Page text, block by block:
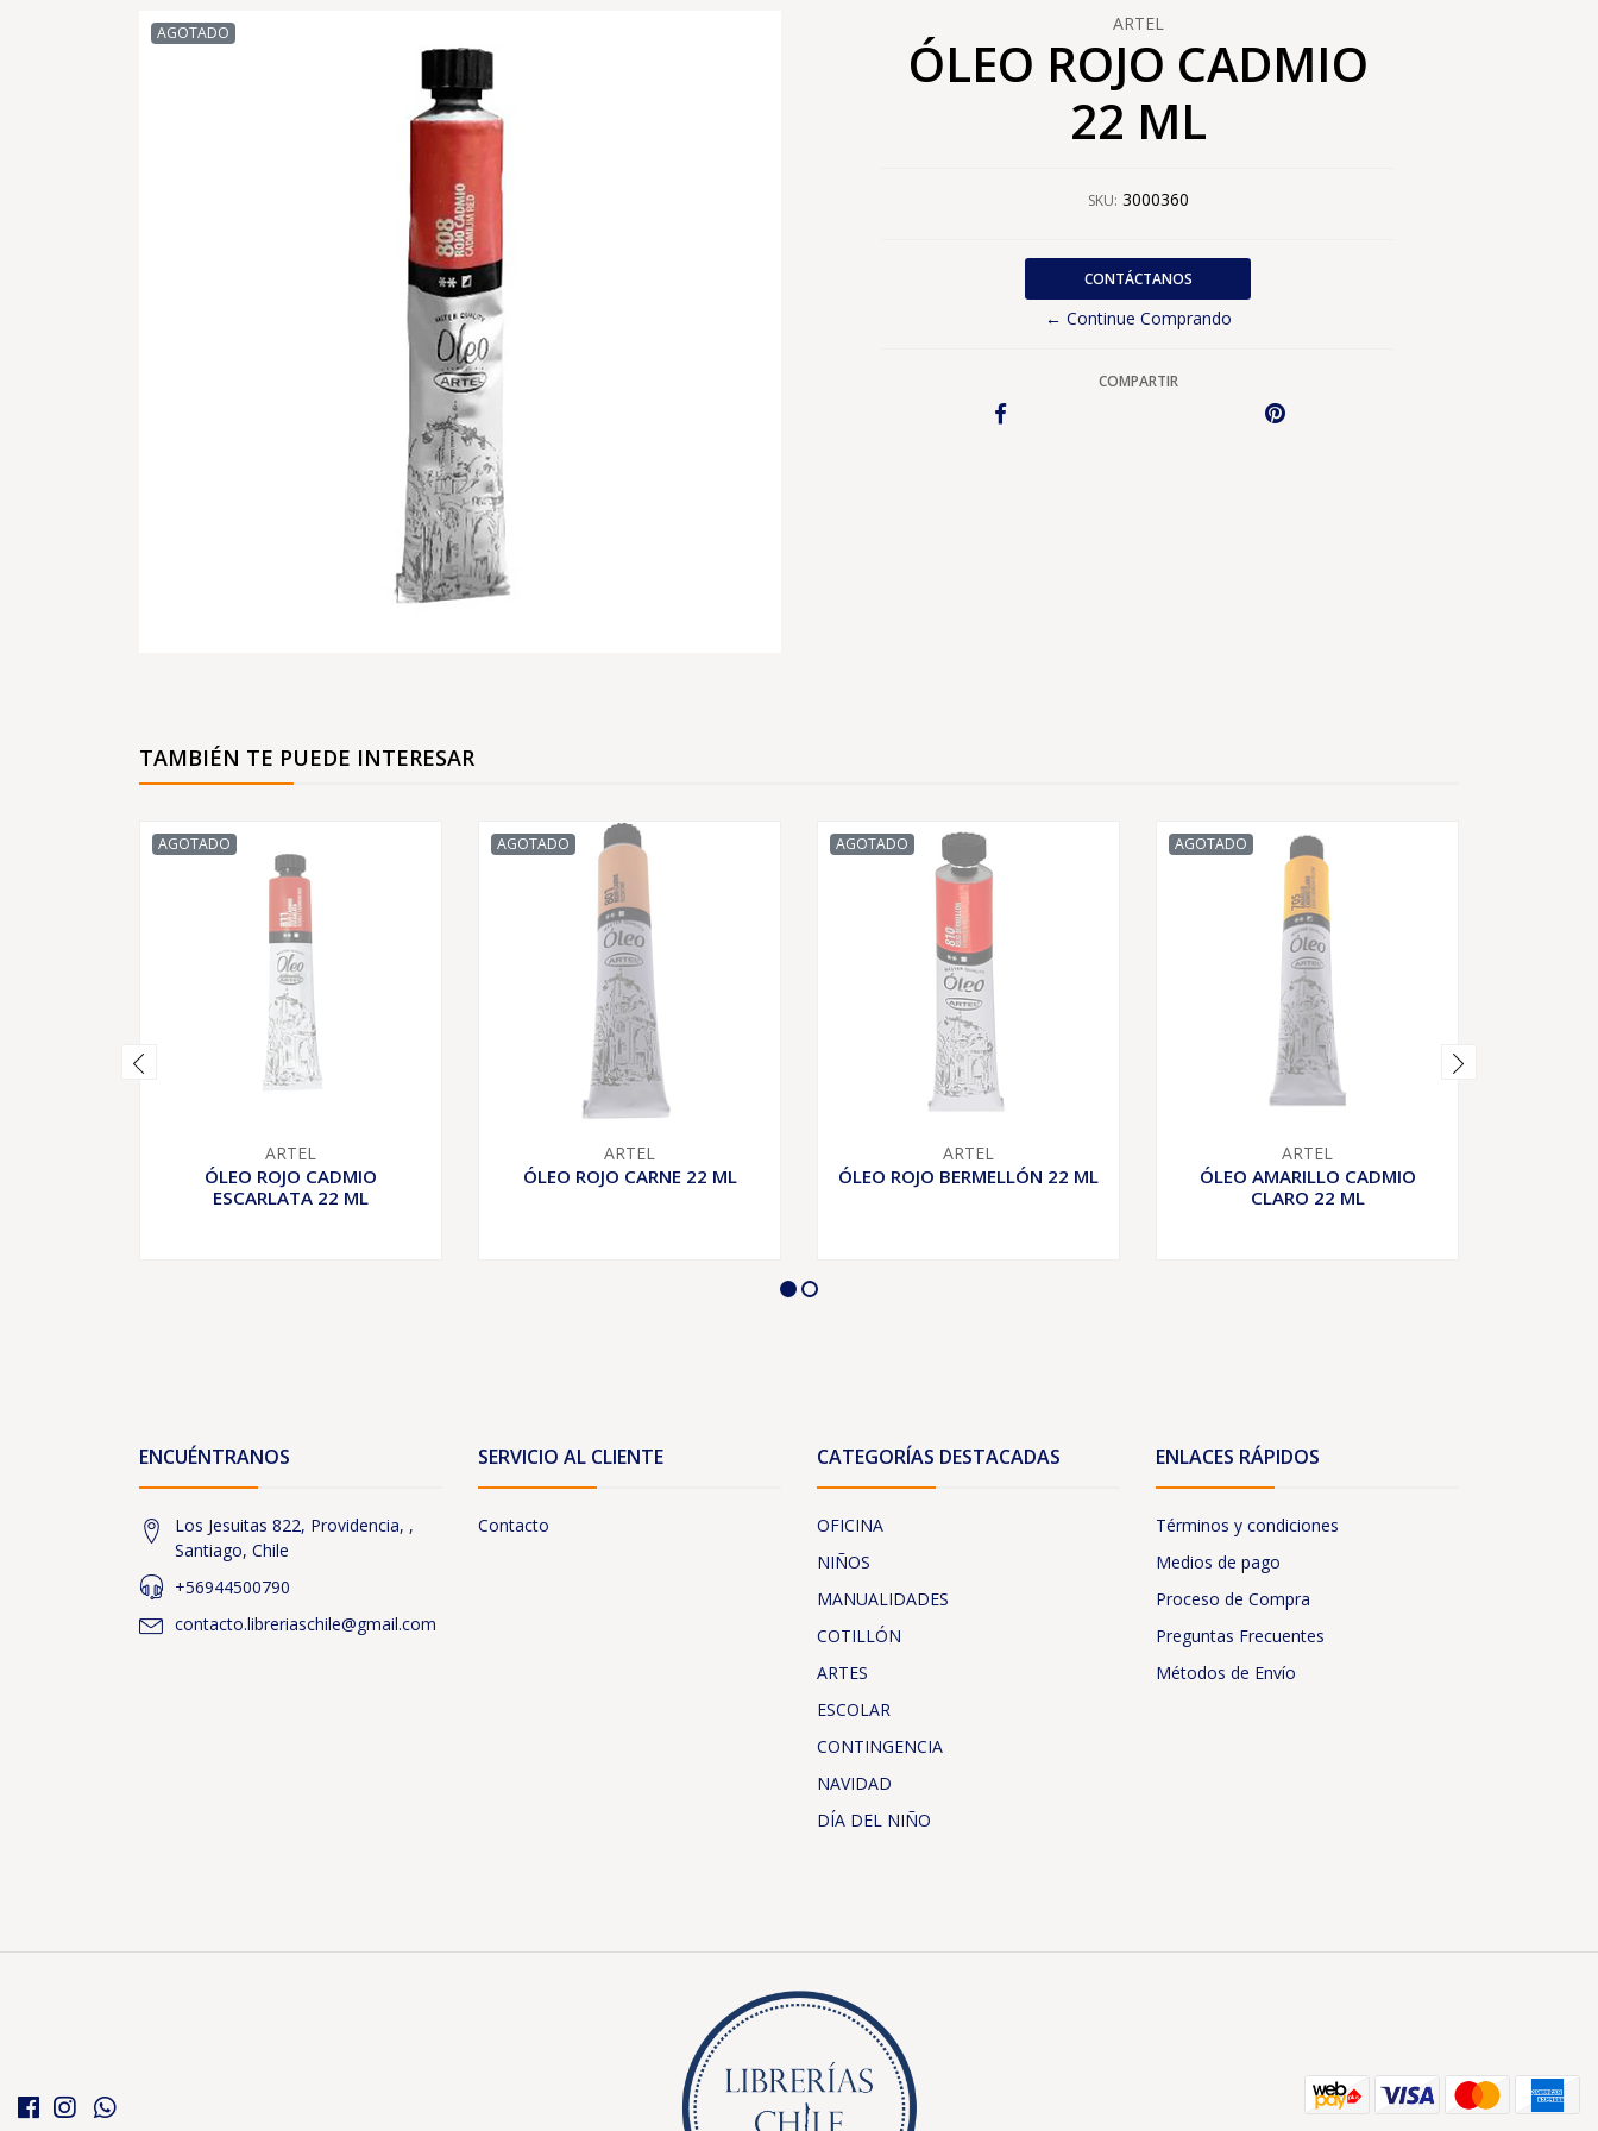
AGOTADO ARTEL
ÓLEO ROJO CADMIO
22 ML
SKU: 3000360
CONTÁCTANOS
← Continue Comprando
COMPARTIR
TAMBIÉN TE PUEDE INTERESAR
AGOTADO
ARTEL
ÓLEO ROJO CADMIO
ESCARLATA 22 ML
AGOTADO
ARTEL
ÓLEO ROJO CARNE 22 ML
AGOTADO
ARTEL
ÓLEO ROJO BERMELLÓN 22 ML
AGOTADO
ARTEL
ÓLEO AMARILLO CADMIO
CLARO 22 ML
ENCUÉNTRANOS
Los Jesuitas 822, Providencia, ,
Santiago, Chile
+56944500790
contacto.libreriaschile@gmail.com
SERVICIO AL CLIENTE
Contacto
CATEGORÍAS DESTACADAS
OFICINA
NIÑOS
MANUALIDADES
COTILLÓN
ARTES
ESCOLAR
CONTINGENCIA
NAVIDAD
DÍA DEL NIÑO
ENLACES RÁPIDOS
Términos y condiciones
Medios de pago
Proceso de Compra
Preguntas Frecuentes
Métodos de Envío